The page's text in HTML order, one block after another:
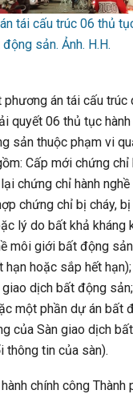
tái cấu trúc 06 thủ
sản. Ảnh. H.H.
án tái cấu trúc
quyết 06 thủ tục
sản thuộc phạm vi
Cấp mới chứng
chứng chỉ hành
chứng chỉ bị cháy,
lý do bất khả kháng
môi giới bất động
hạn hoặc sắp hết
dịch bất động
một phần dự án bất
của Sàn giao dịch
thông tin của sàn).
chính công Thành